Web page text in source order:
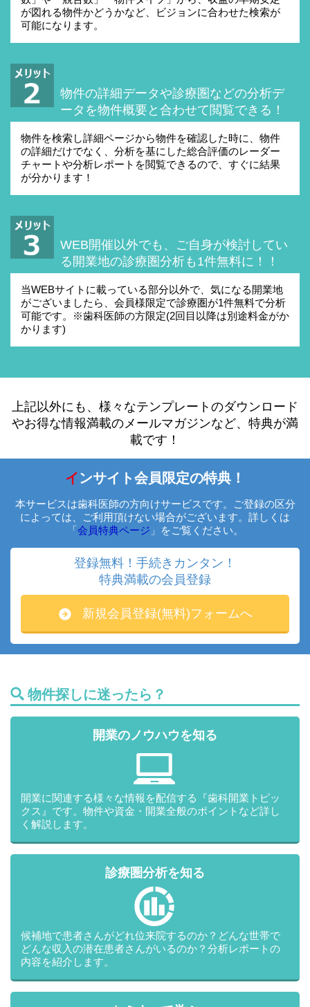
が図れる物件かどうかなど、ビジョンに合わせた検索が
可能になります。
物件の詳細データや診療圏などの分析デ
ータを物件概要と合わせて閲覧できる！
物件を検索し詳細ページから物件を確認した時に、物件
の詳細だけでなく、分析を基にした総合評価のレーダー
チャートや分析レポートを閲覧できるので、すぐに結果
が分かります！
WEB開催以外でも、ご自身が検討してい
る 開業地の診療圏分析も1件無料に！！
当WEBサイトに載っている部分以外で、気になる開業地
がございましたら、会員様限定で診療圏が1件無料で分析
可能です。※歯科医師の方限定(2回目以降は別途料金がか
かります)
上記以外にも、様々なテンプレートのダウンロード
やお得な情報満載のメールマガジンなど、特典が満
載です！
インサイト会員限定の特典！
本サービスは歯科医師の方向けサービスです。ご登録の区分
によっては、ご利用頂けない場合がございます。詳しくは
「 会員特典ページ 」をご覧ください。
登録無料！手続きカンタン！
特典満載の会員登録
新規会員登録(無料)フォームへ
物件探しに迷ったら？
開業のノウハウを知る
開業に関連する様々な情報を配信する『歯科開業トピッ
クス』です。物件や資金・開業全般のポイントなど詳し
く解説します。
診療圏分析を知る
候補地で患者さんがどれ位来院するのか？どんな世帯で
どんな収入の潜在患者さんがいるのか？分析レポートの
内容を紹介します。